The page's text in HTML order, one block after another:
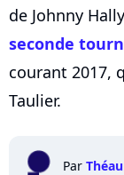
de Johnny
seconde
courant 2017,
Taulier.
Par Théau